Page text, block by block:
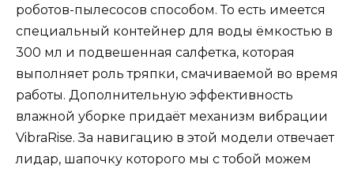
роботов-пылесосов способом. То есть имеется
специальный контейнер для воды ёмкостью в
300 мл и подвешенная салфетка, которая
выполняет роль тряпки, смачиваемой во время
работы. Дополнительную эффективность
влажной уборке придаёт механизм вибрации
VibraRise. За навигацию в этой модели отвечает
лидар, шапочку которого мы с тобой можем